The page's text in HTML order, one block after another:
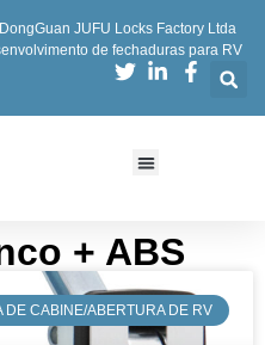
DongGuan JUFU Locks Factory Ltda
de fechaduras para RV
+ ABS
DE CABINE/ABERTURA DE RV